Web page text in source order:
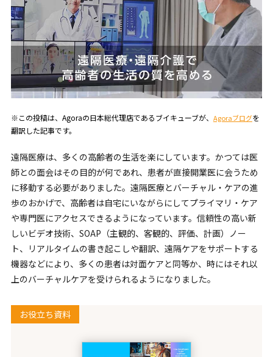
※この投稿は、Agoraの日本総代理店であるブイキューブが、 Agoraブログを
翻訳した記事です。
遠隔医療は、多くの高齢者の生活を楽にしています。かつては医
師との面会はその目的が何であれ、患者が直接開業医に会うため
に移動する必要がありました。遠隔医療とバーチャル・ケアの進
歩のおかげで、高齢者は自宅にいながらにしてプライマリ・ケア
や専門医にアクセスできるようになっています。信頼性の高い新
しいビデオ技術、SOAP（主観的、客観的、評価、計画）ノー
ト、リアルタイムの書き起こしや翻訳、遠隔ケアをサポートする
機器などにより、多くの患者は対面ケアと同等か、時にはそれ以
上のバーチャルケアを受けられるようになりました。
お役立ち資料